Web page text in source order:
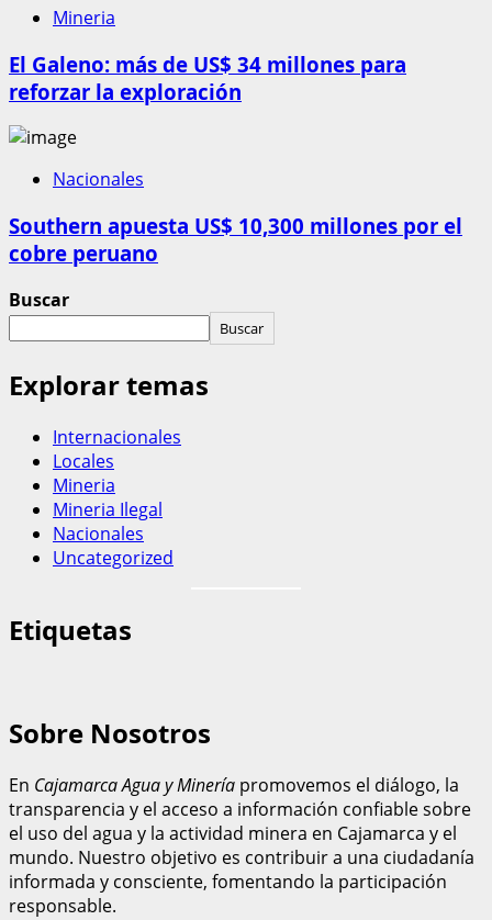
Mineria
El Galeno: más de US$ 34 millones para
reforzar la exploración
Nacionales
Southern apuesta US$ 10,300 millones por el
cobre peruano
Buscar
Buscar
Explorar temas
Internacionales
Locales
Mineria
Mineria Ilegal
Nacionales
Uncategorized
Etiquetas
Sobre Nosotros
En Cajamarca Agua y Minería promovemos el diálogo, la
transparencia y el acceso a información confiable sobre
el uso del agua y la actividad minera en Cajamarca y el
mundo. Nuestro objetivo es contribuir a una ciudadanía
informada y consciente, fomentando la participación
responsable.